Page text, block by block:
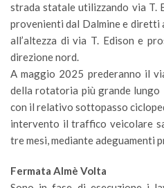
strada statale utilizzando via T.
provenienti dal Dalmine e diretti
all’altezza di via T. Edison e
direzione nord.
A maggio 2025 prederanno il
della rotatoria più grande lungo
con il relativo sottopasso
intervento il traffico veicolare
tre mesi, mediante adeguamenti
Fermata Almè Volta